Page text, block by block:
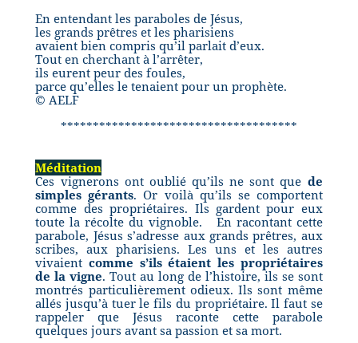
En entendant les paraboles de Jésus,
les grands prêtres et les pharisiens
avaient bien compris qu’il parlait d’eux.
Tout en cherchant à l’arrêter,
ils eurent peur des foules,
parce qu’elles le tenaient pour un prophète.
© AELF
*************************************
Méditation
Ces vignerons ont oublié qu’ils ne sont que de
simples gérants. Or voilà qu’ils se comportent
comme des propriétaires. Ils gardent pour eux
toute la récolte du vignoble.
En racontant cette
parabole, Jésus s’adresse aux grands prêtres, aux
scribes, aux pharisiens. Les uns et les autres
vivaientcomme s’ils étaient les propriétaires
de la vigne. Tout au long de l’histoire, ils se sont
montrés particulièrement odieux. Ils sont même
allés jusqu’à tuer le fils du propriétaire. Il faut se
rappeler que Jésus raconte cette parabole
quelques jours avant sa passion et sa mort.